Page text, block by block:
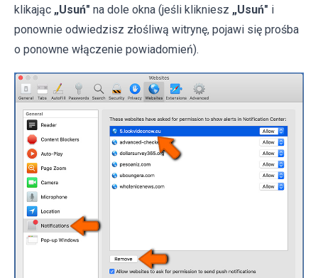
klikając „Usuń" na dole okna (jeśli klikniesz „Usuń" i
ponownie odwiedzisz złośliwą witrynę, pojawi się prośba
o ponowne włączenie powiadomień).